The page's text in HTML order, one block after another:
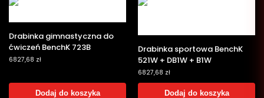
Drabinka gimnastyczna do
ćwiczeń BenchK 723B
6827,68 zł
Dodaj do koszyka
Drabinka sportowa BenchK
521W + DB1W + B1W
6827,68 zł
Dodaj do koszyka